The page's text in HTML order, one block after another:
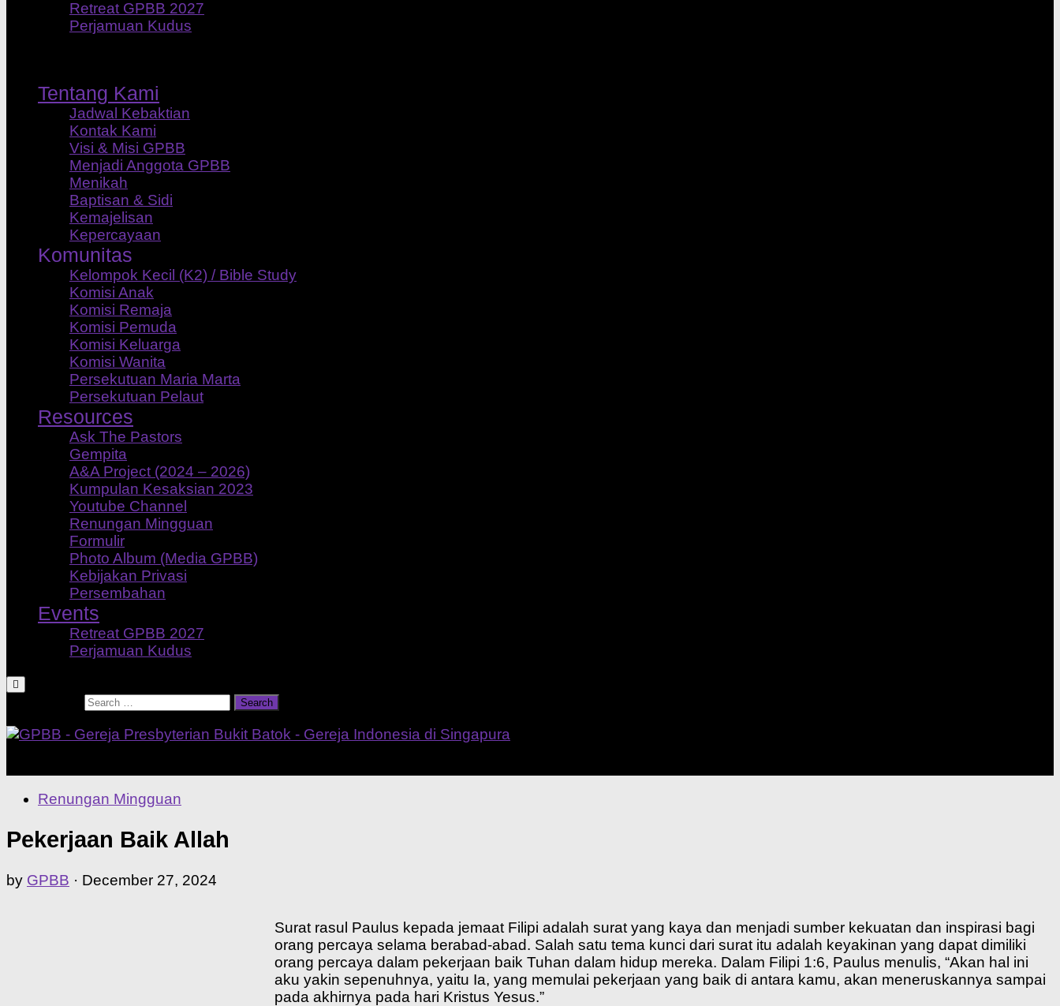
Retreat GPBB 2027
Perjamuan Kudus
Tentang Kami
Jadwal Kebaktian
Kontak Kami
Visi & Misi GPBB
Menjadi Anggota GPBB
Menikah
Baptisan & Sidi
Kemajelisan
Kepercayaan
Komunitas
Kelompok Kecil (K2) / Bible Study
Komisi Anak
Komisi Remaja
Komisi Pemuda
Komisi Keluarga
Komisi Wanita
Persekutuan Maria Marta
Persekutuan Pelaut
Resources
Ask The Pastors
Gempita
A&A Project (2024 – 2026)
Kumpulan Kesaksian 2023
Youtube Channel
Renungan Mingguan
Formulir
Photo Album (Media GPBB)
Kebijakan Privasi
Persembahan
Events
Retreat GPBB 2027
Perjamuan Kudus
Renungan Mingguan
Pekerjaan Baik Allah
by GPBB · December 27, 2024
Surat rasul Paulus kepada jemaat Filipi adalah surat yang kaya dan menjadi sumber kekuatan dan inspirasi bagi
orang percaya selama berabad-abad. Salah satu tema kunci dari surat itu adalah keyakinan yang dapat dimiliki
orang percaya dalam pekerjaan baik Tuhan dalam hidup mereka. Dalam Filipi 1:6, Paulus menulis, “Akan hal ini
aku yakin sepenuhnya, yaitu Ia, yang memulai pekerjaan yang baik di antara kamu, akan meneruskannya sampai
pada akhirnya pada hari Kristus Yesus.”